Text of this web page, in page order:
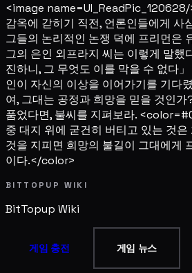
<image name=UI_ReadPic_120628/
감옥에 갇히기 직전, 언론인들에게 사
그들의 논리적인 논쟁 덕에 프리먼은
그의 은인 외프라지 씨는 이렇게 말했
진하니, 그 무엇도 이를 막을 수 없다
인이 자신의 이상을 이어가기를 기다
여, 그대는 공정과 희망을 믿을 것인
품었다면, 불씨를 지펴보라.
중 대지 위에 굳건히 버티고 있는 것
것을 지피면 희망의 불길이 그대에게
이다.</color>
BITTOPUP WIKI
BitTopup Wiki
게임 충전 게임 뉴스